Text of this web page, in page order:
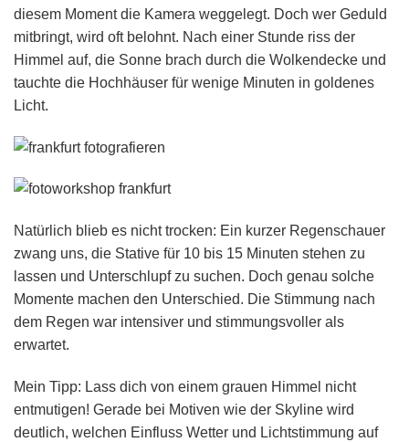
diesem Moment die Kamera weggelegt. Doch wer Geduld
mitbringt, wird oft belohnt. Nach einer Stunde riss der
Himmel auf, die Sonne brach durch die Wolkendecke und
tauchte die Hochhäuser für wenige Minuten in goldenes
Licht.
Natürlich blieb es nicht trocken: Ein kurzer Regenschauer
zwang uns, die Stative für 10 bis 15 Minuten stehen zu
lassen und Unterschlupf zu suchen. Doch genau solche
Momente machen den Unterschied. Die Stimmung nach
dem Regen war intensiver und stimmungsvoller als
erwartet.
Mein Tipp: Lass dich von einem grauen Himmel nicht
entmutigen! Gerade bei Motiven wie der Skyline wird
deutlich, welchen Einfluss Wetter und Lichtstimmung auf